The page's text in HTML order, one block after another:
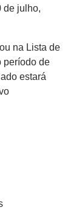
de julho,
na Lista de
período de
estará